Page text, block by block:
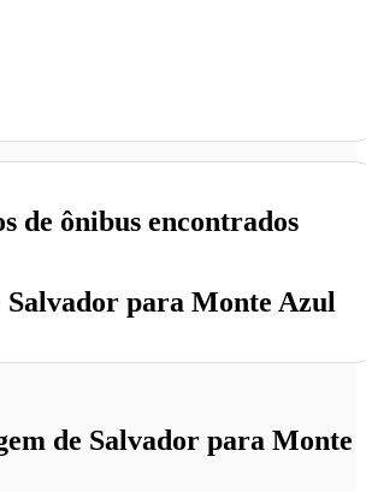
Salvador para Monte Azul
de ônibus encontrados
de Salvador para Monte